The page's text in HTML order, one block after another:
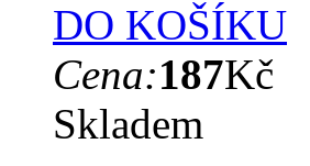
DO KOŠÍKU
Cena:187Kč
Skladem